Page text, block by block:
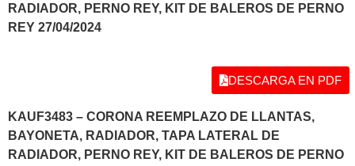
RADIADOR, PERNO REY, KIT DE BALEROS DE PERNO
REY 27/04/2024
DESCARGA EN PDF
KAUF3483 – CORONA REEMPLAZO DE LLANTAS,
BAYONETA, RADIADOR, TAPA LATERAL DE
RADIADOR, PERNO REY, KIT DE BALEROS DE PERNO